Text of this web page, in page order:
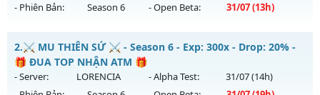
- Phiên Bản:
Season 6 - Open Beta: 31/07(13h)
MuReset.Com - Đông Người Chơi - Lối Chơi Cuốn
Mu mới ra tháng 07 2026 - Mở máy chủ
ngày 31/07/2626
2.⚔️ MU THIÊN SỨ ⚔️ - Season 6 - Exp: 300x - Drop: 20% -
🎁 ĐUA TOP NHẬN ATM 🎁
- Server: LORENCIA - Alpha Test: 31/07(14h)